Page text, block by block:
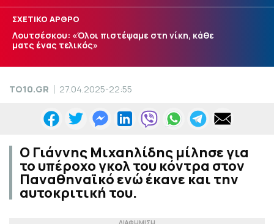
ΣΧΕΤΙΚΟ ΑΡΘΡΟ
Λουτσέσκου: «Όλοι πιστέψαμε στη νίκη, κάθε
ματς ένας τελικός»
TO10.GR 27.04.2025-22:55
Ο Γιάννης Μιχαηλίδης μίλησε για
το υπέροχο γκολ του κόντρα στον
Παναθηναϊκό ενώ έκανε και την
αυτοκριτική του.